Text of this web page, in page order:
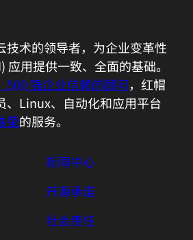
技术的领导者，为企业变革性
应用提供一致、全面的基础。
500 强企业信赖的顾问，红帽
、Linux、自动化和应用平台
荣的服务。
新闻中心
开源承诺
社会责任